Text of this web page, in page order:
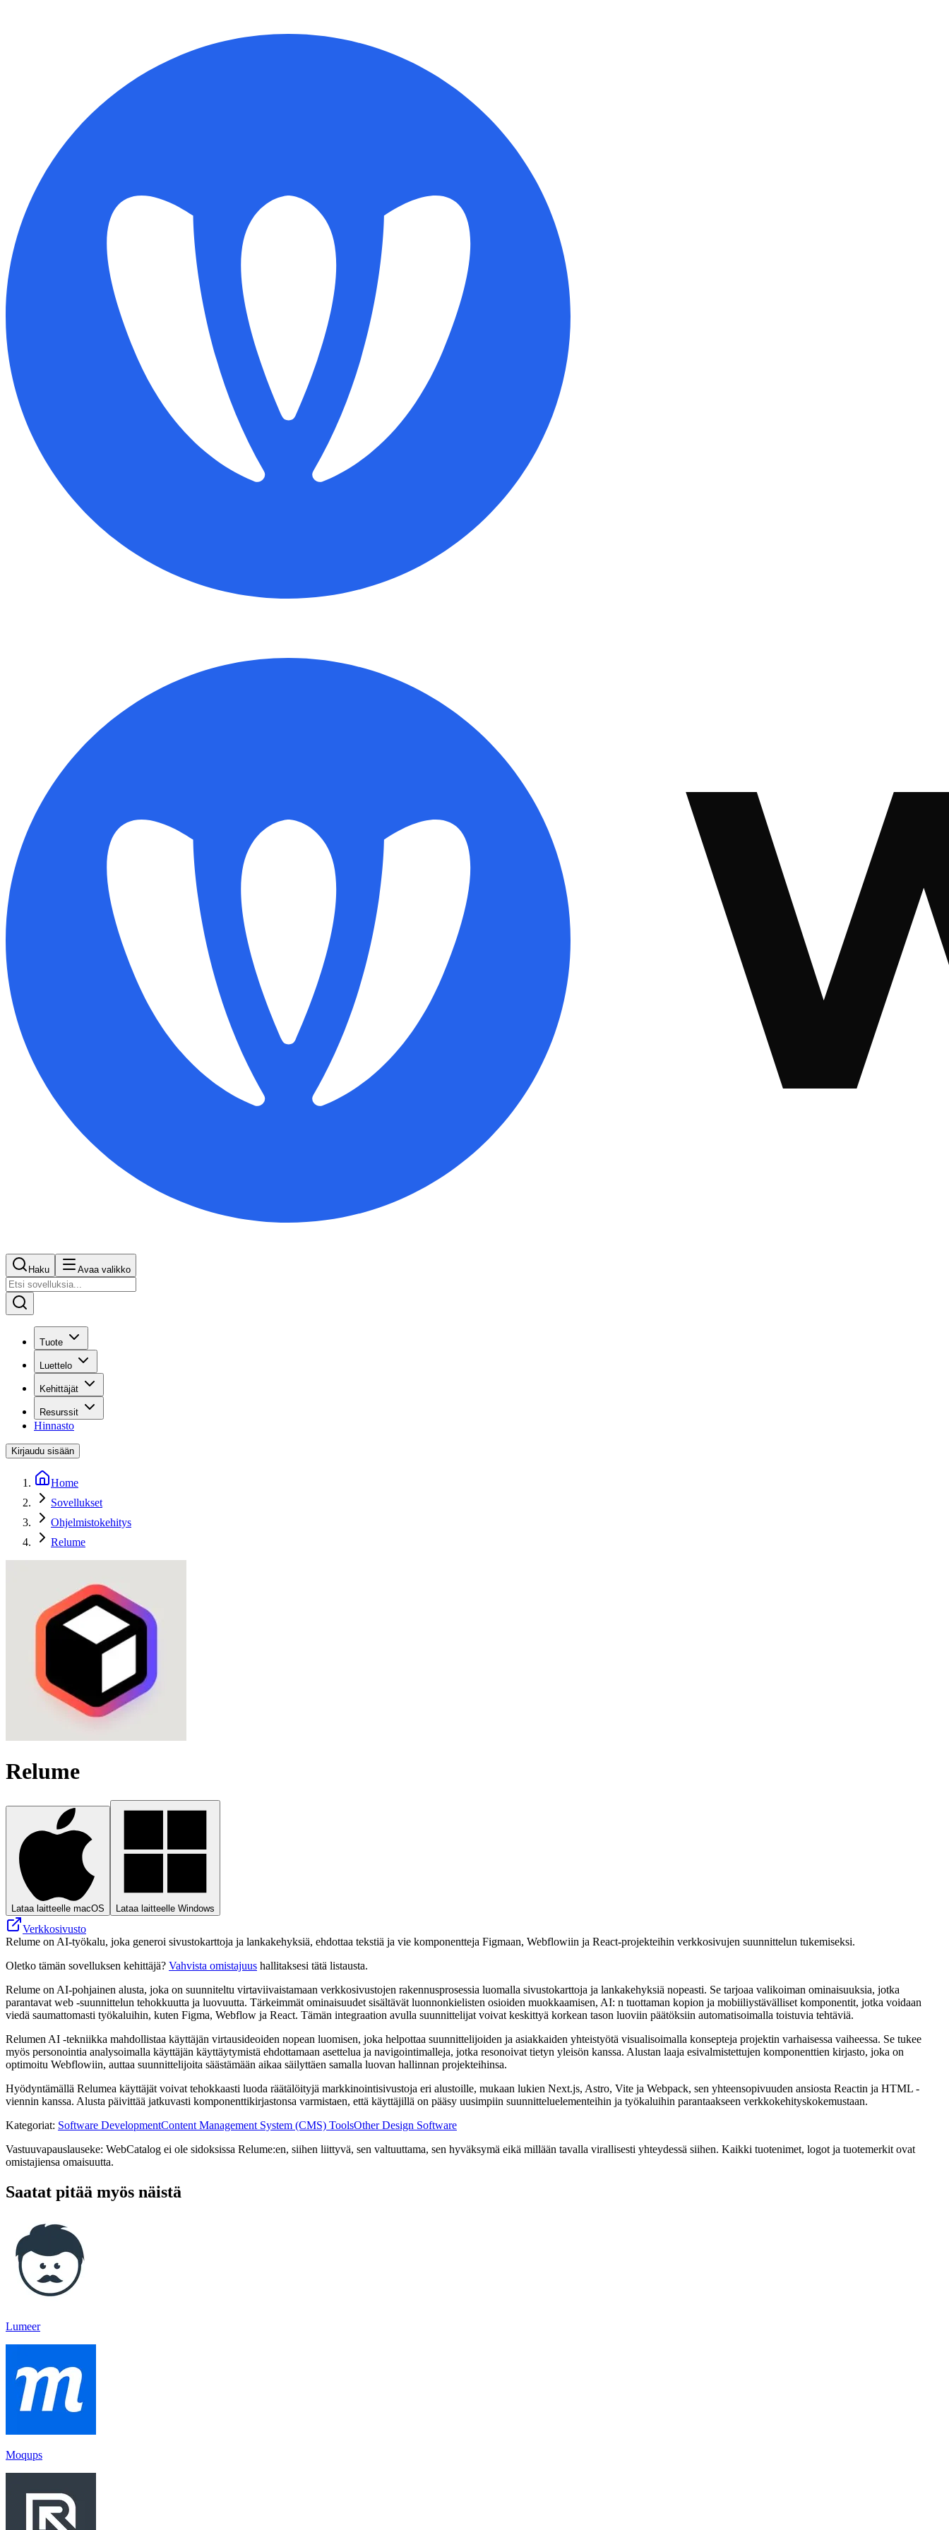
Haku Avaa valikko
Tuote
Luettelo
Kehittäjät
Resurssit
Hinnasto
Kirjaudu sisään
Home
Sovellukset
Ohjelmistokehitys
Relume
Relume
Lataa laitteelle macOS Lataa laitteelle Windows
Verkkosivusto
Relume on AI-työkalu, joka generoi sivustokarttoja ja lankakehyksiä, ehdottaa tekstiä ja vie komponentteja Figmaan, Webflowiin ja React‑projekteihin verkkosivujen suunnittelun tukemiseksi.
Oletko tämän sovelluksen kehittäjä? Vahvista omistajuus hallitaksesi tätä listausta.
Relume on AI-pohjainen alusta, joka on suunniteltu virtaviivaistamaan verkkosivustojen rakennusprosessia luomalla sivustokarttoja ja lankakehyksiä nopeasti. Se tarjoaa valikoiman ominaisuuksia, jotka
parantavat web -suunnittelun tehokkuutta ja luovuutta. Tärkeimmät ominaisuudet sisältävät luonnonkielisten osioiden muokkaamisen, AI: n tuottaman kopion ja mobiiliystävälliset komponentit, jotka voidaan
viedä saumattomasti työkaluihin, kuten Figma, Webflow ja React. Tämän integraation avulla suunnittelijat voivat keskittyä korkean tason luoviin päätöksiin automatisoimalla toistuvia tehtäviä.
Relumen AI -tekniikka mahdollistaa käyttäjän virtausideoiden nopean luomisen, joka helpottaa suunnittelijoiden ja asiakkaiden yhteistyötä visualisoimalla konsepteja projektin varhaisessa vaiheessa. Se tukee
myös personointia analysoimalla käyttäjän käyttäytymistä ehdottamaan asettelua ja navigointimalleja, jotka resonoivat tietyn yleisön kanssa. Alustan laaja esivalmistettujen komponenttien kirjasto, joka on
optimoitu Webflowiin, auttaa suunnittelijoita säästämään aikaa säilyttäen samalla luovan hallinnan projekteihinsa.
Hyödyntämällä Relumea käyttäjät voivat tehokkaasti luoda räätälöityjä markkinointisivustoja eri alustoille, mukaan lukien Next.js, Astro, Vite ja Webpack, sen yhteensopivuuden ansiosta Reactin ja HTML -
viennin kanssa. Alusta päivittää jatkuvasti komponenttikirjastonsa varmistaen, että käyttäjillä on pääsy uusimpiin suunnitteluelementeihin ja työkaluihin parantaakseen verkkokehityskokemustaan.
Kategoriat: Software DevelopmentContent Management System (CMS) ToolsOther Design Software
Vastuuvapauslauseke: WebCatalog ei ole sidoksissa Relume:en, siihen liittyvä, sen valtuuttama, sen hyväksymä eikä millään tavalla virallisesti yhteydessä siihen. Kaikki tuotenimet, logot ja tuotemerkit ovat
omistajiensa omaisuutta.
Saatat pitää myös näistä
Lumeer
Moqups